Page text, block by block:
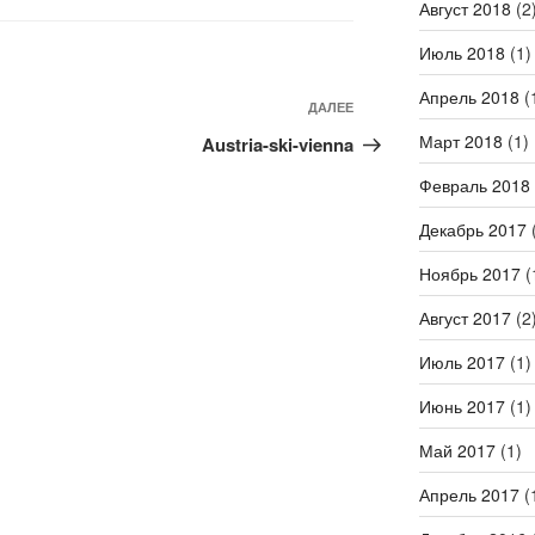
Следующая
запись
ДАЛЕЕ
Austria-ski-vienna
Август 2018 (2)
Июль 2018 (1)
Апрель 2018
Март 2018 (1)
Февраль 2018
Декабрь 2017
Ноябрь 2017
Август 2017(2)
Июль 2017(1)
Июнь 2017(1)
Май 2017(1)
Апрель 2017